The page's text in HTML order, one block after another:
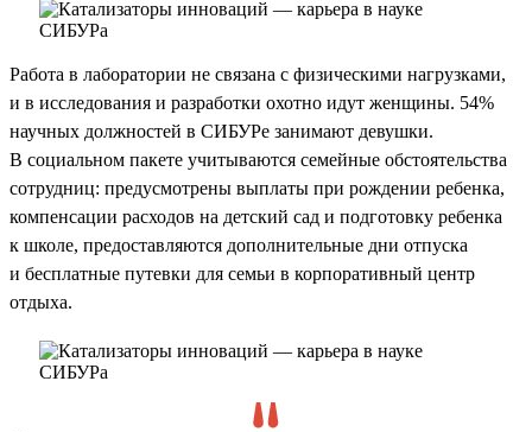
Работа в лаборатории не связана с физическими нагрузками,
и в исследования и разработки охотно идут женщины. 54%
научных должностей в СИБУРе занимают девушки.
В социальном пакете учитываются семейные обстоятельства
сотрудниц: предусмотрены выплаты при рождении ребенка,
компенсации расходов на детский сад и подготовку ребенка
к школе, предоставляются дополнительные дни отпуска
и бесплатные путевки для семьи в корпоративный центр
отдыха.